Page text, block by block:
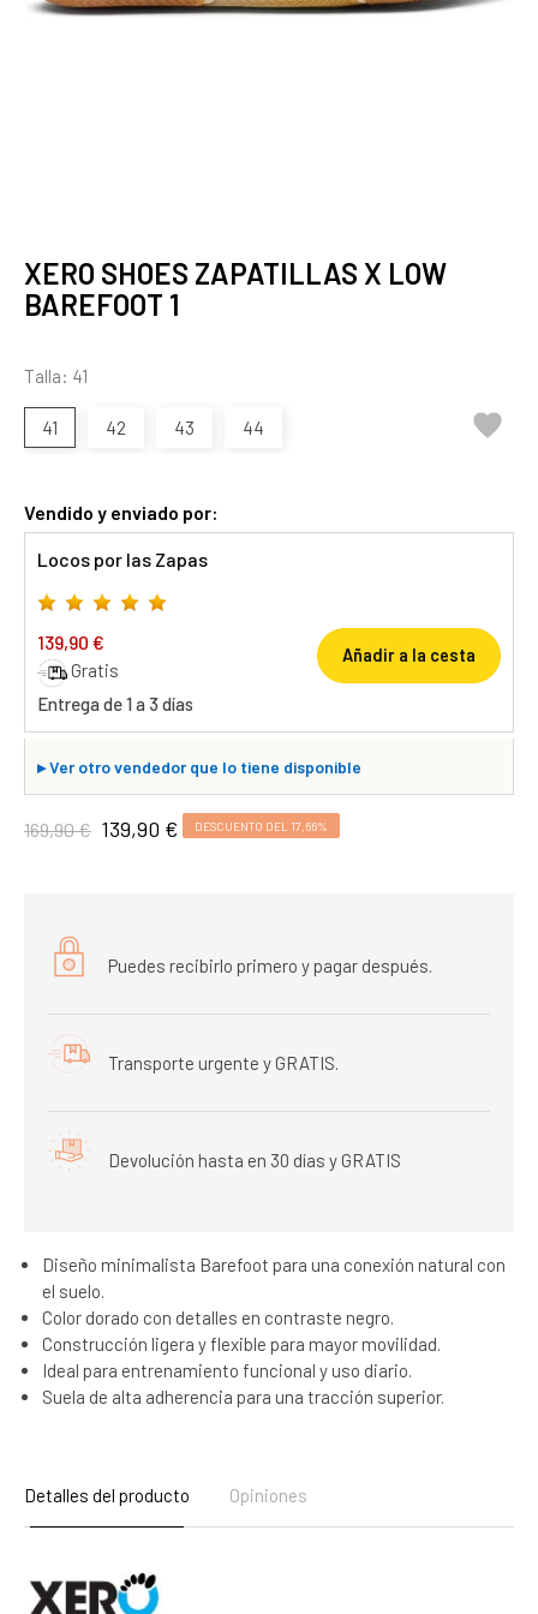
XERO SHOES ZAPATILLAS X LOW
BAREFOOT 1
Talla: 41
41 42 43 44 
Vendido y enviado por:
Locos por las Zapas
139,90 €
Gratis
Entrega de 1 a 3 días
Añadir a la cesta
▸Ver otro vendedor que lo tiene disponible
169,90 € 139,90 € DESCUENTO DEL 17,66%
Puedes recibirlo primero y pagar después.
Transporte urgente y GRATIS.
Devolución hasta en 30 días y GRATIS
Diseño minimalista Barefoot para una conexión natural con
el suelo.
Color dorado con detalles en contraste negro.
Construcción ligera y flexible para mayor movilidad.
Ideal para entrenamiento funcional y uso diario.
Suela de alta adherencia para una tracción superior.
Detalles del producto Opiniones